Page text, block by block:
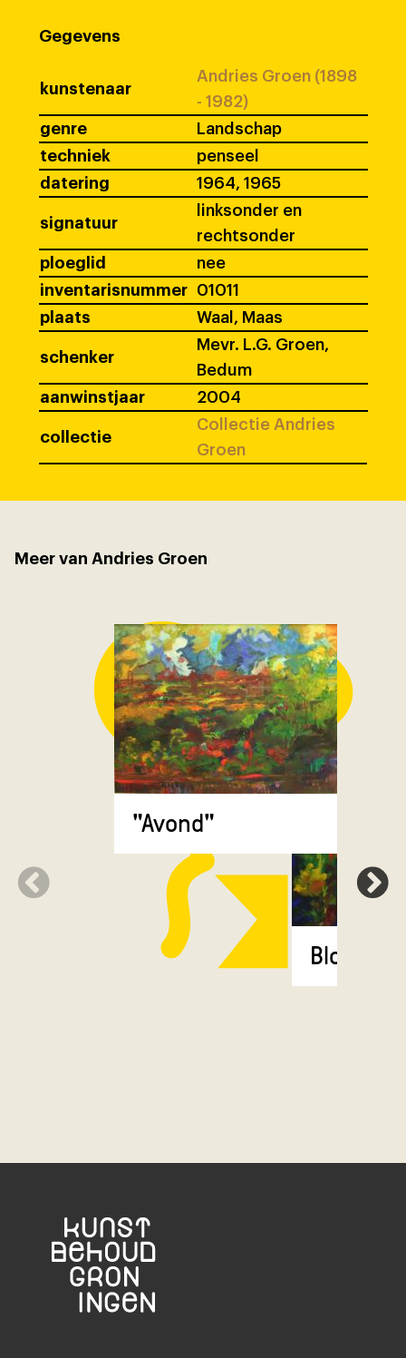
Gegevens
kunstenaar
Andries Groen (1898
- 1982)
genre
Landschap
techniek
penseel
datering
1964, 1965
signatuur
linksonder en
rechtsonder
ploeglid
nee
inventarisnummer
01011
plaats
Waal, Maas
schenker
Mevr. L.G. Groen,
Bedum
aanwinstjaar
2004
collectie
Collectie Andries
Groen
Meer van Andries Groen
"Avond"
Bloemen